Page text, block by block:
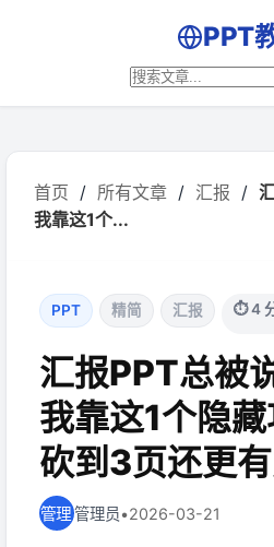
PPT
首页 / 所有文章 / 汇报 /
我靠这1个...
PPT 精简 汇报 ⏱ 4
汇报PPT总被
我靠这1个隐
砍到3页还更
管理员•2026-03-21